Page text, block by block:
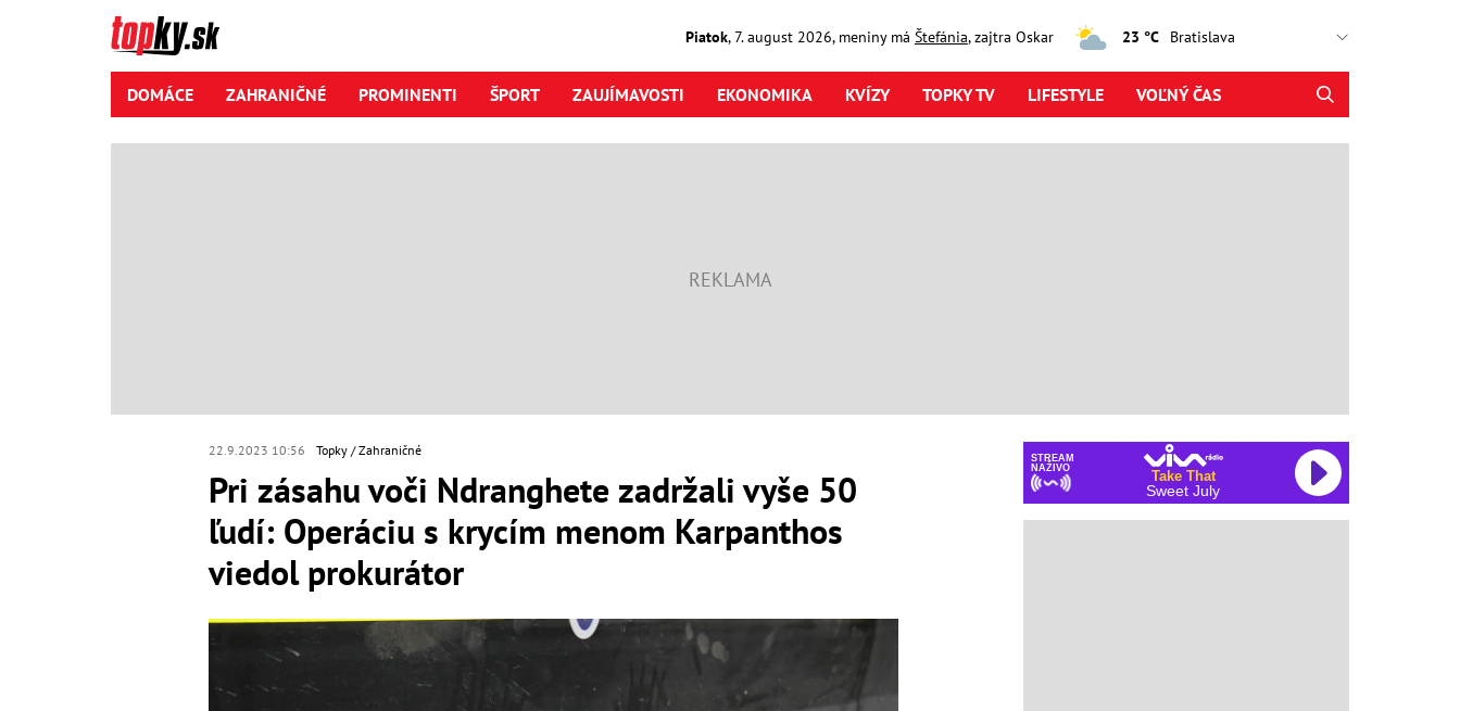
Piatok,7. august2026, meniny má Štefánia, zajtra Oskar 23 °C
DOMÁCE ZAHRANIČNÉ PROMINENTI ŠPORT ZAUJÍMAVOSTI EKONOMIKA KVÍZY TOPKY TV LIFESTYLE VOĽNÝ ČAS
22.9.2023 10:56 Topky Zahraničné
Pri zásahu voči Ndranghete zadržali vyše 50
ľudí: Operáciu s krycím menom Karpanthos
viedol prokurátor
STREAM
NAŽIVO
Take That
Sweet July